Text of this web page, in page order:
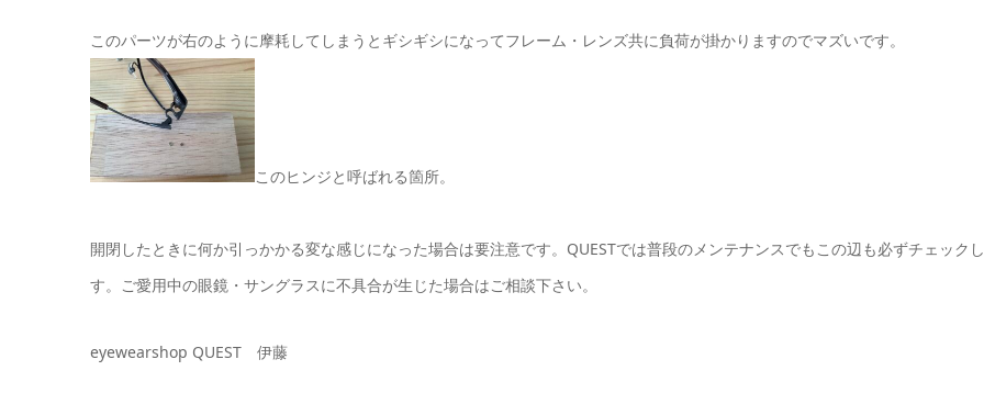
このパーツが右のように摩耗してしまうとギシギシになってフレーム・レンズ共に負荷が掛かりますのでマズいです。
このヒンジと呼ばれる箇所。
開閉したときに何か引っかかる変な感じになった場合は要注意です。QUESTでは普段のメンテナンスでもこの辺も必ずチェック
す。ご愛用中の眼鏡・サングラスに不具合が生じた場合はご相談下さい。
eyewearshop QUEST 伊藤